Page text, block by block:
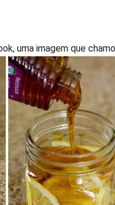
uma imagem que